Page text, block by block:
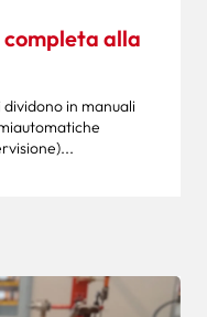
alla
in manuali